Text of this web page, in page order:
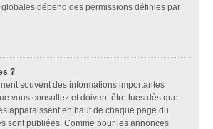
dépend des permissions définies par
?
souvent des informations importantes
vous consultez et doivent être lues dès que
apparaissent en haut de chaque page du
sont publiées. Comme pour les annonces